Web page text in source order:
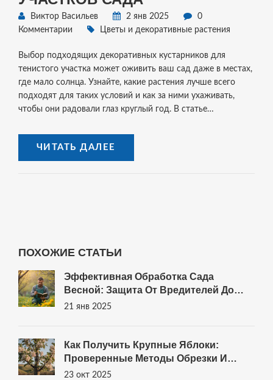
Виктор Васильев 2 янв 2025
0
Комментарии
Цветы и декоративные растения
Выбор подходящих декоративных кустарников для
тенистого участка может оживить ваш сад даже в местах,
где мало солнца. Узнайте, какие растения лучше всего
подходят для таких условий и как за ними ухаживать,
чтобы они радовали глаз круглый год. В статье
кустарников, которые могут выживать и отлично
выглядеть в тени. Вы также узнаете, как правильно
ухаживать за этими кустарниками, чтобы
ЧИТАТЬ ДАЛЕЕ
ПОХОЖИЕ СТАТЬИ
Эффективная Обработка Сада
Весной: Защита От Вредителей До
Распускания Почек
21 янв 2025
Как Получить Крупные Яблоки:
Проверенные Методы Обрезки И
Ухода
23 окт 2025